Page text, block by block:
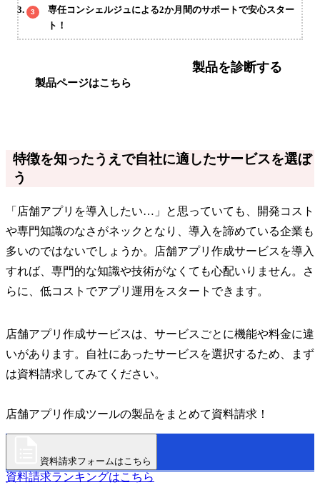
専任コンシェルジュによる2か月間のサポートで安心スター
ト！
製品ページはこちら
製品を診断する
特徴を知ったうえで自社に適したサービスを選ぼ
う
「店舗アプリを導入したい…」と思っていても、開発コスト
や専門知識のなさがネックとなり、導入を諦めている企業も
多いのではないでしょうか。店舗アプリ作成サービスを導入
すれば、専門的な知識や技術がなくても心配いりません。さ
らに、低コストでアプリ運用をスタートできます。
店舗アプリ作成サービスは、サービスごとに機能や料金に違
いがあります。自社にあったサービスを選択するため、まず
は資料請求してみてください。
店舗アプリ作成ツールの製品をまとめて資料請求！
資料請求フォームはこちら
資料請求ランキングはこちら